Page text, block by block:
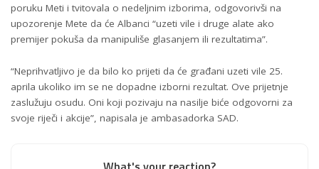
poruku Meti i tvitovala o nedeljnim izborima, odgovorivši na
upozorenje Mete da će Albanci “uzeti vile i druge alate ako
premijer pokuša da manipuliše glasanjem ili rezultatima”.
“Neprihvatljivo je da bilo ko prijeti da će građani uzeti vile 25.
aprila ukoliko im se ne dopadne izborni rezultat. Ove prijetnje
zaslužuju osudu. Oni koji pozivaju na nasilje biće odgovorni za
svoje riječi i akcije”, napisala je ambasadorka SAD.